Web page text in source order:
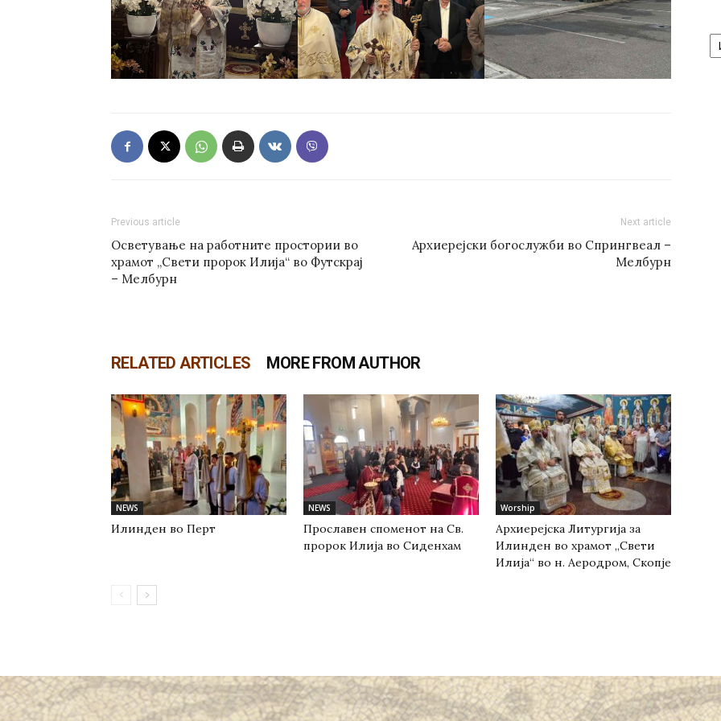
Previous article
Осветување на работните простории во
храмот „Свети пророк Илија“ во Футскрај
– Мелбурн
Next article
Архиерејски богослужби во Спрингвеал –
Мелбурн
RELATED ARTICLES MORE FROM AUTHOR
NEWS
Илинден во Перт
NEWS
Прославен споменот на Св.
пророк Илија во Сиденхам
Worship
Архиерејска Литургија за
Илинден во храмот „Свети
Илија“ во н. Аеродром, Скопје